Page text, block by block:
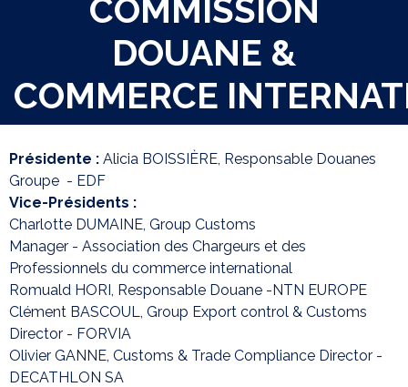
COMMISSION
DOUANE &
COMMERCE
Présidente : Alicia BOISSIÈRE, Responsable Douanes
Groupe - EDF
Vice-Présidents :
Charlotte DUMAINE, Group Customs
Manager - Association des Chargeurs et des
Professionnels du commerce international
Romuald HORI, Responsable Douane -NTN EUROPE
Clément BASCOUL, Group Export control & Customs
Director - FORVIA
Olivier GANNE, Customs & Trade Compliance Director -
DECATHLON SA